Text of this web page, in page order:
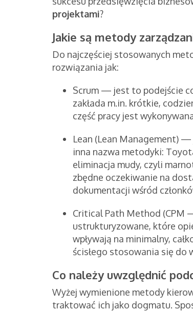
projektami?
Jakie są metody
Do najczęściej stosowanych
rozwiązania jak:
Scrum — jest to podejście
zakłada m.in. krótkie,
część pracy jest
Lean (Lean Management)
inna nazwa metodyki:
eliminacja mudy, czyli
zbędne oczekiwanie na
dokumentacji wśród
Critical Path Method (CPM
ustrukturyzowane, które
wpływają na minimalny,
ścisłego stosowania się do
Co należy uwzględnić
Wyżej wymienione metody
traktować ich jako dogmatu.